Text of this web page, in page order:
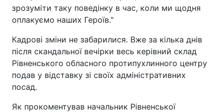
зрозуміти таку поведінку в час, коли ми щодня
оплакуємо наших Героїв."
Кадрові зміни не забарилися. Вже за кілька днів
після скандальної вечірки весь керівний склад
Рівненського обласного протипухлинного центру
подав у відставку зі своїх адміністративних
посад.
Як прокоментував начальник Рівненської